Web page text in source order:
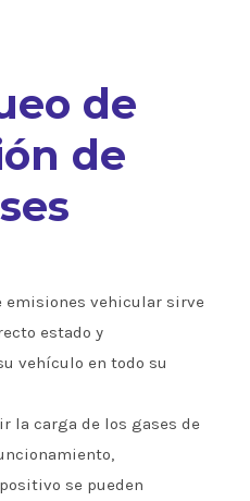
de
de
emisiones vehicular sirve
estado y
vehículo en todo su
la carga de los gases de
se pueden